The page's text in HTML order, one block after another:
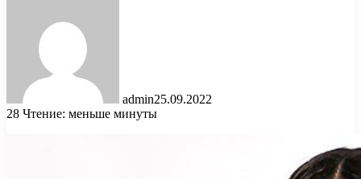
admin25.09.2022
28 Чтение: меньше минуты